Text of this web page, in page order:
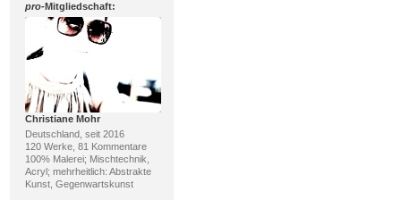
pro-Mitgliedschaft:
Christiane Mohr
Deutschland, seit 2016
120 Werke, 81 Kommentare
100% Malerei; Mischtechnik,
Acryl; mehrheitlich: Abstrakte
Kunst, Gegenwartskunst